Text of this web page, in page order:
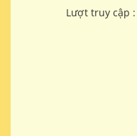
Lượt truy cập :